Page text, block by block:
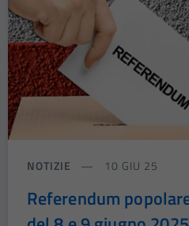
NOTIZIE 10 GIU 25
Referendum